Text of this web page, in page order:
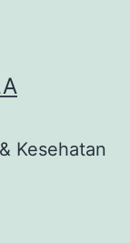
Kesehatan